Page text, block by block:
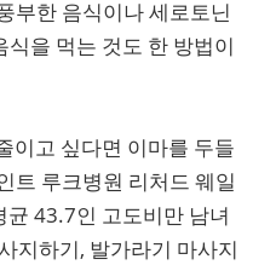
부한 음식이나 세로토닌
을 먹는 것도 한 방법이
이고 싶다면 이마를 두들
트 루크병원 리처드 웨일
43.7인 고도비만 남녀
지하기, 발가라기 마사지